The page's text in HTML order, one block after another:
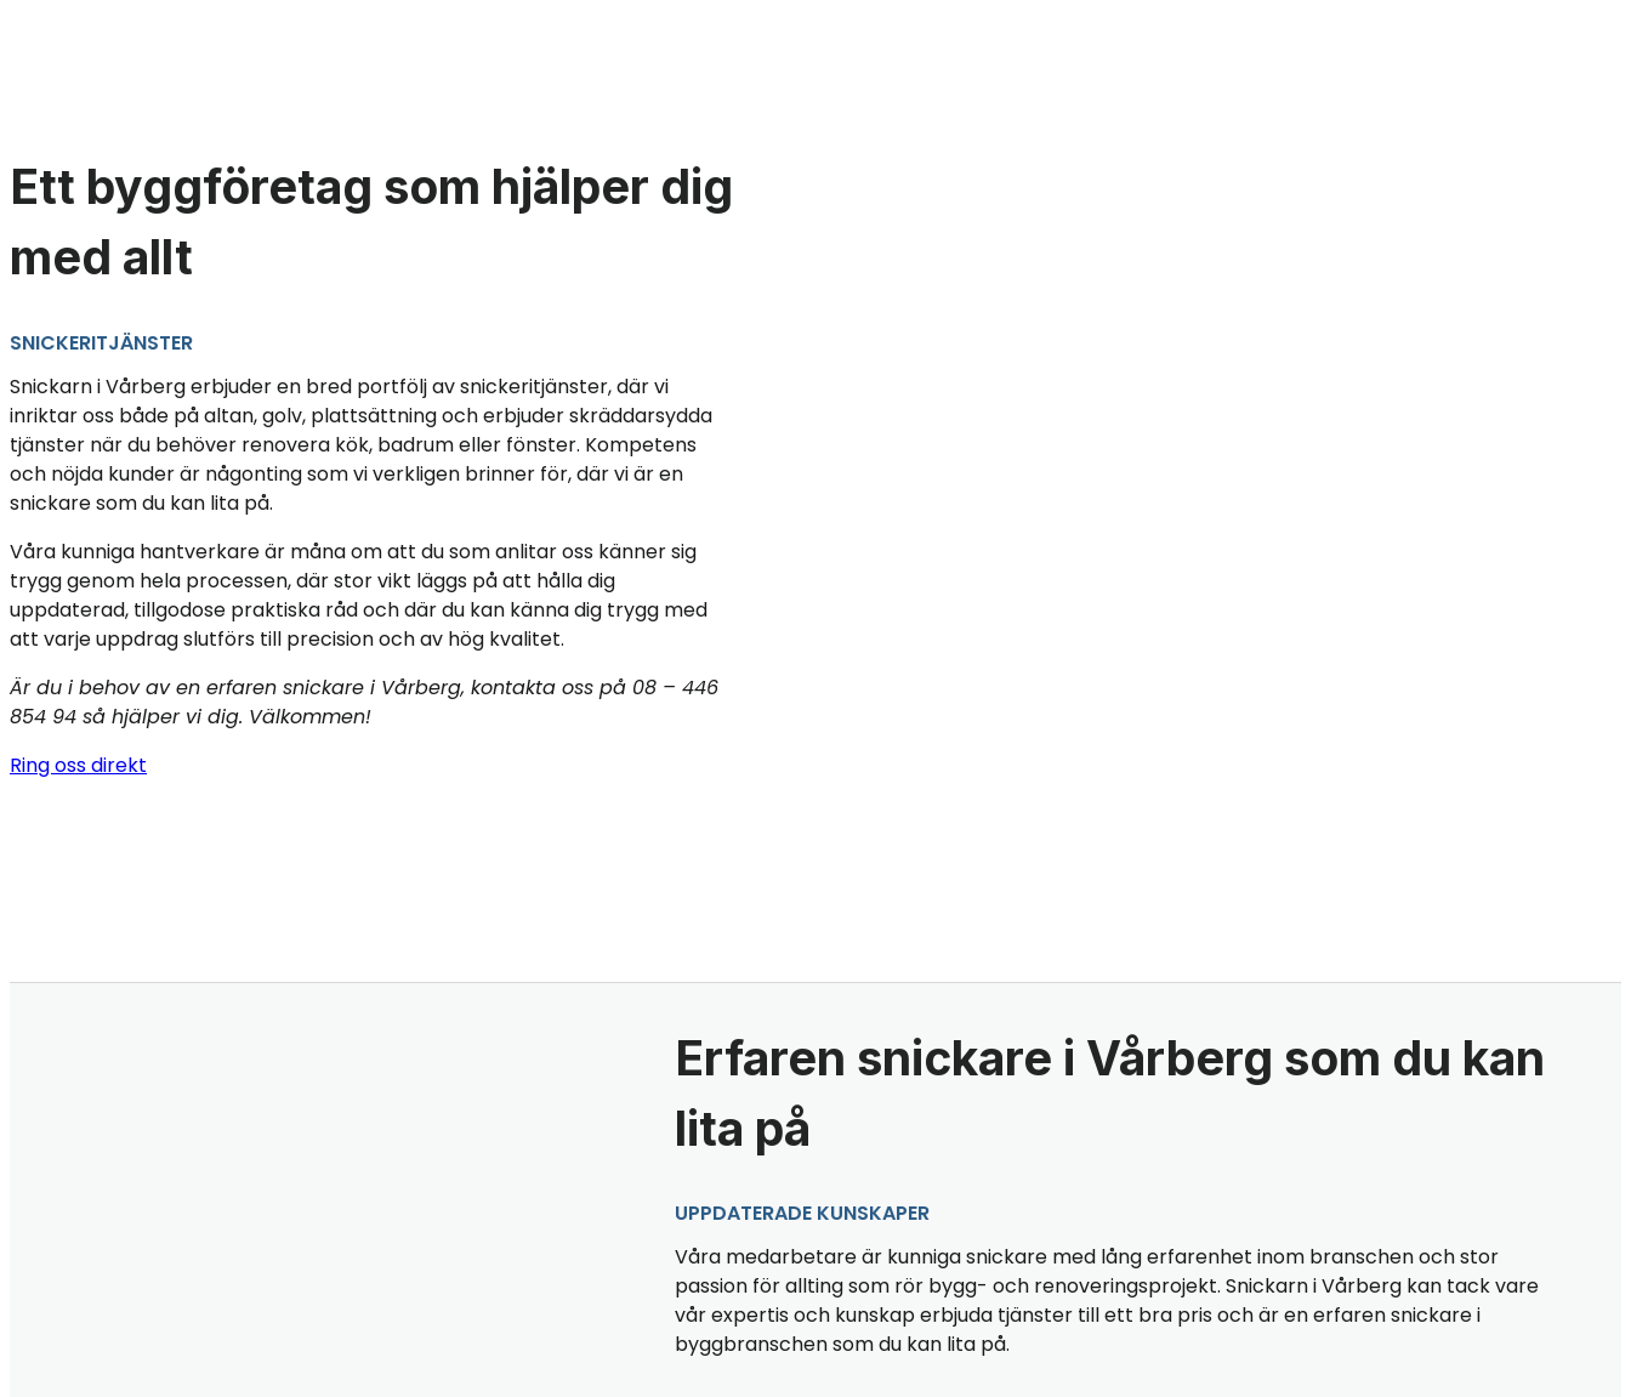
Ett byggföretag som hjälper dig
med allt
SNICKERITJÄNSTER
Snickarn i Vårberg erbjuder en bred portfölj av snickeritjänster, där vi
inriktar oss både på altan, golv, plattsättning och erbjuder skräddarsydda
tjänster när du behöver renovera kök, badrum eller fönster. Kompetens
och nöjda kunder är någonting som vi verkligen brinner för, där vi är en
snickare som du kan lita på.
Våra kunniga hantverkare är måna om att du som anlitar oss känner sig
trygg genom hela processen, där stor vikt läggs på att hålla dig
uppdaterad, tillgodose praktiska råd och där du kan känna dig trygg med
att varje uppdrag slutförs till precision och av hög kvalitet.
Är du i behov av en erfaren snickare i Vårberg, kontakta oss på 08 – 446
854 94 så hjälper vi dig. Välkommen!
Ring oss direkt
Erfaren snickare i Vårberg som du kan
lita på
UPPDATERADE KUNSKAPER
Våra medarbetare är kunniga snickare med lång erfarenhet inom branschen och stor
passion för allting som rör bygg- och renoveringsprojekt. Snickarn i Vårberg kan tack vare
vår expertis och kunskap erbjuda tjänster till ett bra pris och är en erfaren snickare i
byggbranschen som du kan lita på.